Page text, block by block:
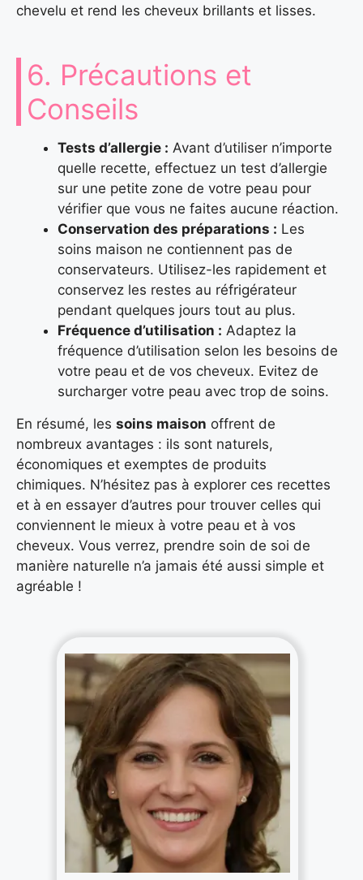
chevelu et rend les cheveux brillants et lisses.
6. Précautions et
Conseils
Tests d’allergie : Avant d’utiliser n’importe
quelle recette, effectuez un test d’allergie
sur une petite zone de votre peau pour
vérifier que vous ne faites aucune réaction.
Conservation des préparations : Les
soins maison ne contiennent pas de
conservateurs. Utilisez-les rapidement et
conservez les restes au réfrigérateur
pendant quelques jours tout au plus.
Fréquence d’utilisation : Adaptez la
fréquence d’utilisation selon les besoins de
votre peau et de vos cheveux. Evitez de
surcharger votre peau avec trop de soins.
En résumé, les soins maison offrent de
nombreux avantages : ils sont naturels,
économiques et exemptes de produits
chimiques. N’hésitez pas à explorer ces recettes
et à en essayer d’autres pour trouver celles qui
conviennent le mieux à votre peau et à vos
cheveux. Vous verrez, prendre soin de soi de
manière naturelle n’a jamais été aussi simple et
agréable !